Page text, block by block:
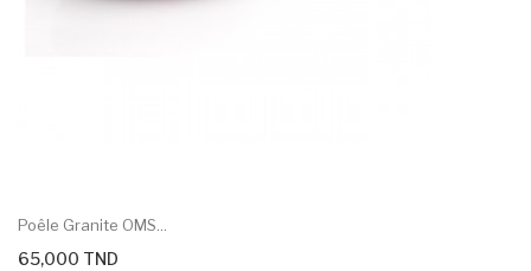
Poêle Granite OMS...
65,000 TND